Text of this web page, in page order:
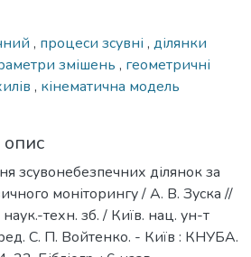
, процеси зсувні , ділянки
змішень , геометричні
, кінематична модель
опис
зсувонебезпечних ділянок за
моніторингу / А. В. Зуска //
техн. зб. / Київ. нац. ун-т
ред. С. П. Войтенко. - Київ : КНУБА.